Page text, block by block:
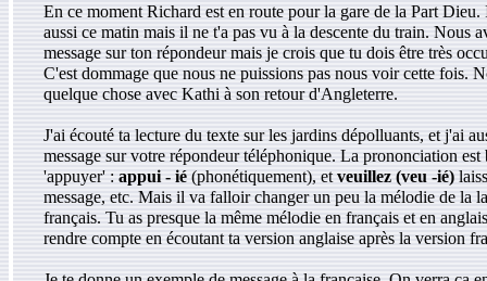
En ce moment Richard est en route pour la gare de la Part Dieu.
aussi ce matin mais il ne t'a pas vu à la descente du train. Nous
message sur ton répondeur mais je crois que tu dois être très
C'est dommage que nous ne puissions pas nous voir cette fois.
quelque chose avec Kathi à son retour d'Angleterre.
J'ai écouté ta lecture du texte sur les jardins dépolluants, et j'ai
message sur votre répondeur téléphonique. La prononciation est
'appuyer' : appui - ié (phonétiquement), etveuillez (veu -ié)
message, etc. Mais il va falloir changer un peu la mélodie de la
français. Tu as presque la même mélodie en français et en
rendre compte en écoutant ta version anglaise après la version